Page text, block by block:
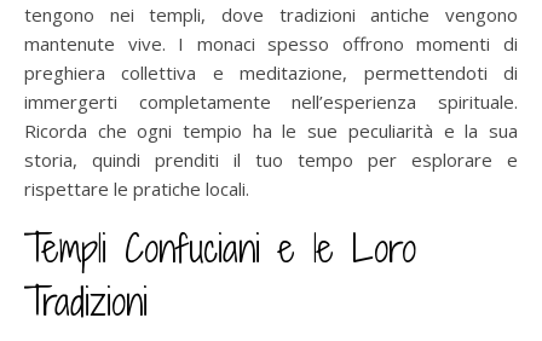
tengono nei templi, dove tradizioni antiche vengono
mantenute vive. I monaci spesso offrono momenti di
preghiera collettiva e meditazione, permettendoti di
immergerti completamente nell’esperienza spirituale.
Ricorda che ogni tempio ha le sue peculiarità e la sua
storia, quindi prenditi il tuo tempo per esplorare e
rispettare le pratiche locali.
Templi Confuciani e le Loro
Tradizioni